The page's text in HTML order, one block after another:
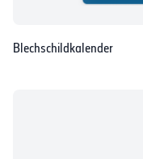
Blechschildkalender